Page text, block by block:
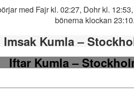
med Fajr kl. 02:27, Dohr kl.
bönerna klockan 23:10.
Imsak Kumla –
Iftar Kumla –